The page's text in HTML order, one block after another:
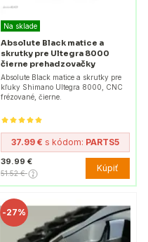
Na sklade
Absolute Black matice a
skrutky pre Ultegra 8000
čierne prehadzovačky
Absolute Black matice a skrutky pre
kľuky Shimano Ultegra 8000, CNC
frézované, čierne.
37.99 € s kódom: PARTS5
39.99 €
51.52 € Kúpiť
-27%